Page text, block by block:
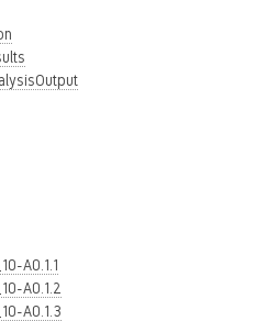
A0.1.1
A0.1.2
A0.1.3